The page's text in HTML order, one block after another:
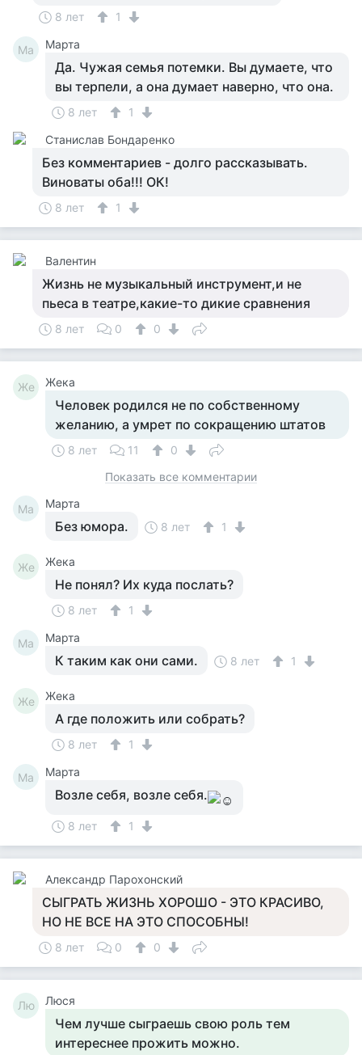
8 лет 1
Ма Марта
Да. Чужая семья потемки. Вы думаете, что
вы терпели, а она думает наверно, что она.
8 лет
1
Станислав Бондаренко
Без комментариев - долго рассказывать.
Виноваты оба!!! ОК!
8 лет 1
Валентин
Жизнь не музыкальный инструмент,и не
пьеса в театре,какие-то дикие сравнения
8 лет 0 0
Же Жека
Человек родился не по собственному
желанию, а умрет по сокращению штатов
8 лет 11
0
Показать все комментарии
Ма Марта
Без юмора. 8 лет 1
Же Жека
Не понял? Их куда послать?
8 лет 1
Ма Марта
К таким как они сами. 8 лет 1
Же Жека
А где положить или собрать?
8 лет 1
Ма Марта
Возле себя, возле себя.
8 лет 1
Александр Парохонский
СЫГРАТЬ ЖИЗНЬ ХОРОШО - ЭТО КРАСИВО,
НО НЕ ВСЕ НА ЭТО СПОСОБНЫ!
8 лет 0 0
Лю Люся
Чем лучше сыграешь свою роль тем
интереснее прожить можно.